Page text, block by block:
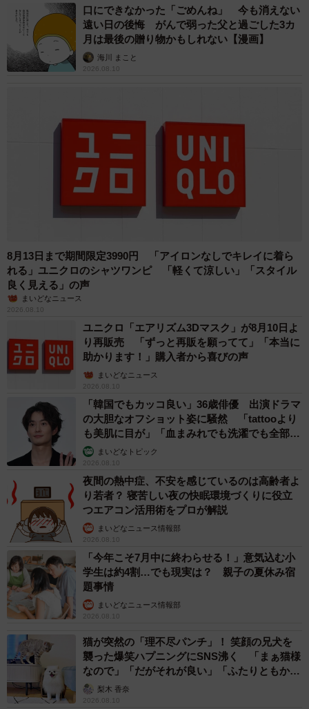
口にできなかった「ごめんね」 今も消えない
遠い日の後悔 がんで弱った父と過ごした3カ
月は最後の贈り物かもしれない【漫画】
海川 まこと
2026.08.10
8月13日まで期間限定3990円 「アイロンなしでキレイに着ら
れる」ユニクロのシャツワンピ 「軽くて涼しい」「スタイル
良く見える」の声
まいどなニュース
2026.08.10
ユニクロ「エアリズム3Dマスク」が8月10日よ
り再販売 「ずっと再販を願ってて」「本当に
助かります！」購入者から喜びの声
まいどなニュース
2026.08.10
「韓国でもカッコ良い」36歳俳優 出演ドラマ
の大胆なオフショット姿に騒然 「tattooより
も美肌に目が」「血まみれでも洗濯でも全部か
っこいい」
まいどなトピック
2026.08.10
夜間の熱中症、不安を感じているのは高齢者よ
り若者？ 寝苦しい夜の快眠環境づくりに役立
つエアコン活用術をプロが解説
まいどなニュース情報部
2026.08.10
「今年こそ7月中に終わらせる！」意気込む小
学生は約4割…でも現実は？ 親子の夏休み宿
題事情
まいどなニュース情報部
2026.08.10
猫が突然の「理不尽パンチ」！ 笑顔の兄犬を
襲った爆笑ハプニングにSNS沸く 「まぁ猫様
なので」「だがそれが良い」「ふたりともかわ
いいね」
梨木 香奈
2026.08.10